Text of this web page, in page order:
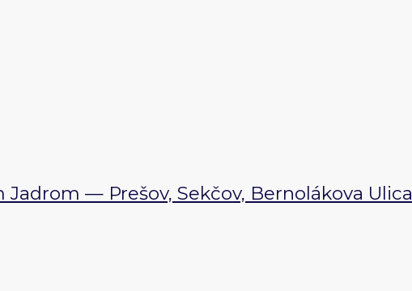
— Prešov, Sekčov, Bernolákova Ulica